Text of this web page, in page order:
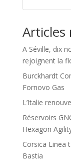
Articles
A Séville, dix
rejoignent la
Burckhardt
Fornovo Gas
L’Italie
Réservoirs
Hexagon
Corsica Linea
Bastia